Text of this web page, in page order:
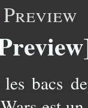
Preview
les bacs